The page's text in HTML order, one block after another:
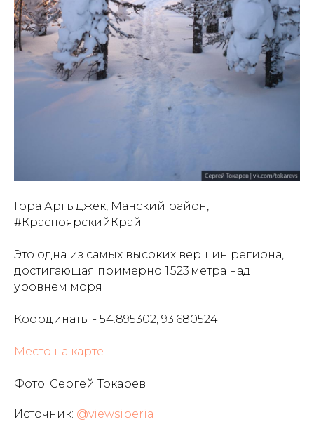
Гора Аргыджек, Манский район,
#КрасноярскийКрай
Это одна из самых высоких вершин региона,
достигающая примерно 1 523 метра над
уровнем моря
Координаты - 54.895302, 93.680524
Место на карте
Фото: Сергей Токарев
Источник: @viewsiberia